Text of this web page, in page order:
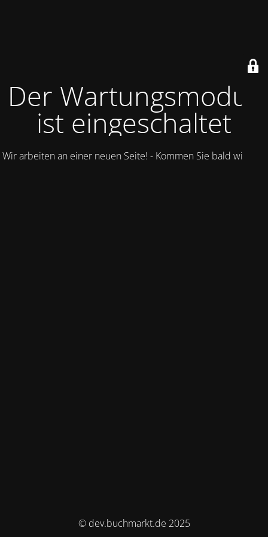
Der Wartungsmodus
ist eingeschaltet
Wir arbeiten an einer neuen Seite! - Kommen Sie bald wieder.
© dev.buchmarkt.de 2025